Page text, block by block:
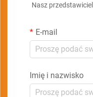
Nasz
E-mail
Imię i nazwisko